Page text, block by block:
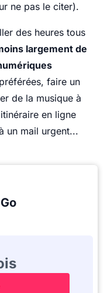
ne pas le citer).
des heures tous
largement de
faire un
de la musique à
en ligne
un mail urgent...